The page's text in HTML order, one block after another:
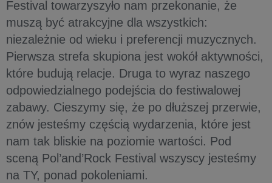
Festival towarzyszyło nam przekonanie, że
muszą być atrakcyjne dla wszystkich:
niezależnie od wieku i preferencji muzycznych.
Pierwsza strefa skupiona jest wokół aktywności,
które budują relacje. Druga to wyraz naszego
odpowiedzialnego podejścia do festiwalowej
zabawy. Cieszymy się, że po dłuższej przerwie,
znów jesteśmy częścią wydarzenia, które jest
nam tak bliskie na poziomie wartości. Pod
sceną Pol’and’Rock Festival wszyscy jesteśmy
na TY, ponad pokoleniami.